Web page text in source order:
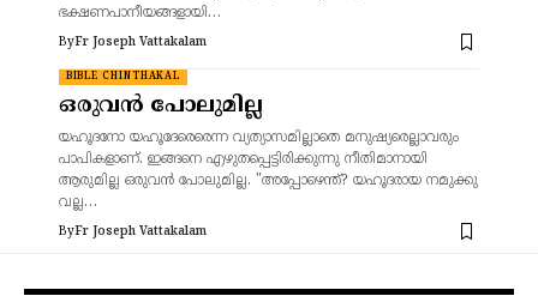
ഭക്ഷണപാനീയങ്ങളായി…
ByFr Joseph Vattakalam
BIBLE CHINTHAKAL
ഒരുവൻ പോലുമില്ല
യഹൂദനോ യഹൂദേരെരെന്ന വ്യത്യാസമില്ലാതെ മനുഷ്യരെല്ലാവരും
പാപികളാണ്. ഇങ്ങനെ എഴുതപ്പെട്ടിരിക്കുന്നു നീതിമാനായി
ആരുമില്ല ഒരുവൻ പോലുമില്ല. "അപ്പോഴെന്ത്‌? യഹൂദരായ നമുക്കു
വല്ല…
ByFr Joseph Vattakalam